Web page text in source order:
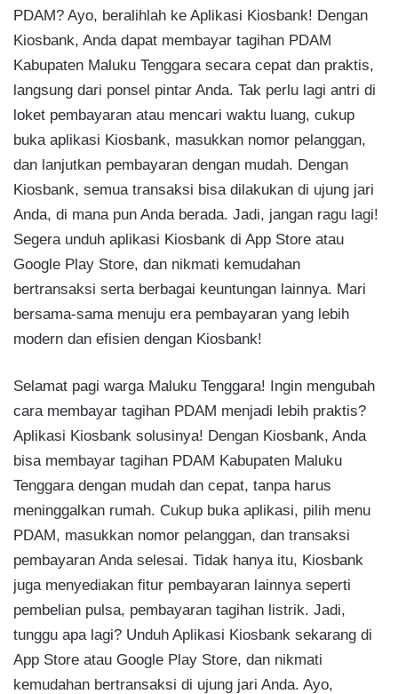
PDAM? Ayo, beralihlah ke Aplikasi Kiosbank! Dengan
Kiosbank, Anda dapat membayar tagihan PDAM
Kabupaten Maluku Tenggara secara cepat dan praktis,
langsung dari ponsel pintar Anda. Tak perlu lagi antri di
loket pembayaran atau mencari waktu luang, cukup
buka aplikasi Kiosbank, masukkan nomor pelanggan,
dan lanjutkan pembayaran dengan mudah. Dengan
Kiosbank, semua transaksi bisa dilakukan di ujung jari
Anda, di mana pun Anda berada. Jadi, jangan ragu lagi!
Segera unduh aplikasi Kiosbank di App Store atau
Google Play Store, dan nikmati kemudahan
bertransaksi serta berbagai keuntungan lainnya. Mari
bersama-sama menuju era pembayaran yang lebih
modern dan efisien dengan Kiosbank!
Selamat pagi warga Maluku Tenggara! Ingin mengubah
cara membayar tagihan PDAM menjadi lebih praktis?
Aplikasi Kiosbank solusinya! Dengan Kiosbank, Anda
bisa membayar tagihan PDAM Kabupaten Maluku
Tenggara dengan mudah dan cepat, tanpa harus
meninggalkan rumah. Cukup buka aplikasi, pilih menu
PDAM, masukkan nomor pelanggan, dan transaksi
pembayaran Anda selesai. Tidak hanya itu, Kiosbank
juga menyediakan fitur pembayaran lainnya seperti
pembelian pulsa, pembayaran tagihan listrik. Jadi,
tunggu apa lagi? Unduh Aplikasi Kiosbank sekarang di
App Store atau Google Play Store, dan nikmati
kemudahan bertransaksi di ujung jari Anda. Ayo,